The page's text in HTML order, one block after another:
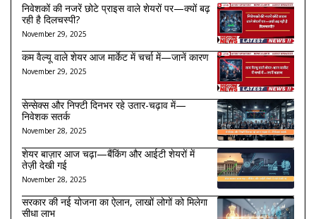
निवेशकों की नजरें छोटे प्राइस वाले शेयरों पर—क्यों बढ़
रही है दिलचस्पी?
November 29, 2025
कम वैल्यू वाले शेयर आज मार्केट में चर्चा में—जानें कारण
November 29, 2025
सेन्सेक्स और निफ्टी दिनभर रहे उतार-चढ़ाव में—
निवेशक सतर्क
November 28, 2025
शेयर बाज़ार आज चढ़ा—बैंकिंग और आईटी शेयरों में
तेज़ी देखी गई
November 28, 2025
सरकार की नई योजना का ऐलान, लाखों लोगों को मिलेगा
सीधा लाभ